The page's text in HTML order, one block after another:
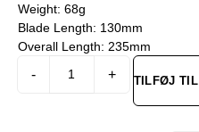
Weight: 68g
Blade Length: 130mm
Overall Length: 235mm
- + TILFØJ TIL